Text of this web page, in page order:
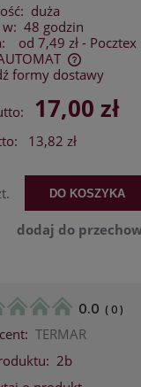
duża
w: 48 godzin
od 7,49 zł - Pocztex
kosztów
formy dostawy
17,00 zł
13,82 zł
DO KOSZYKA
dodaj do
0.0 ( 0 )
TERMAR
2b